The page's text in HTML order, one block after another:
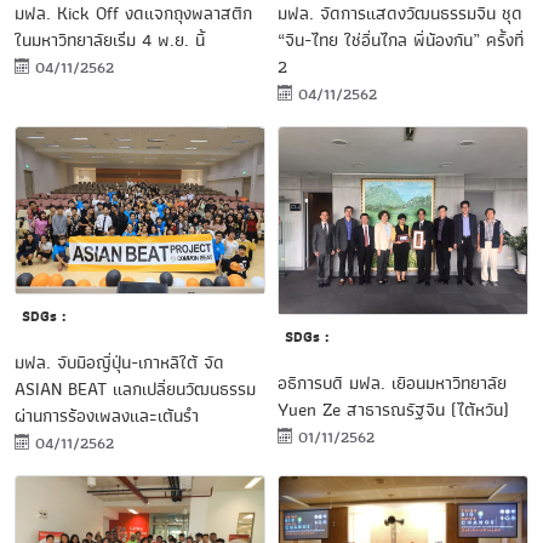
มฟล. Kick Off งดแจกถุงพลาสติก
ในมหาวิทยาลัยเริ่ม 4 พ.ย. นี้
04/11/2562
มฟล. จัดการแสดงวัฒนธรรมจีน ชุด
“จีน-ไทย ใช่อื่นไกล พี่น้องกัน” ครั้งที่
2
04/11/2562
SDGs :
มฟล. จับมือญี่ปุ่น-เกาหลีใต้ จัด
ASIAN BEAT แลกเปลี่ยนวัฒนธรรม
ผ่านการร้องเพลงและเต้นรำ
04/11/2562
SDGs :
อธิการบดี มฟล. เยือนมหาวิทยาลัย
Yuen Ze สาธารณรัฐจีน (ไต้หวัน)
01/11/2562